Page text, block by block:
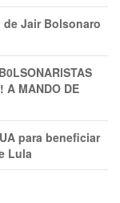
de Jair Bolsonaro
A MANDO DE
para beneficiar
Lula